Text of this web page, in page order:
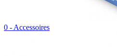
0 - Accessoires